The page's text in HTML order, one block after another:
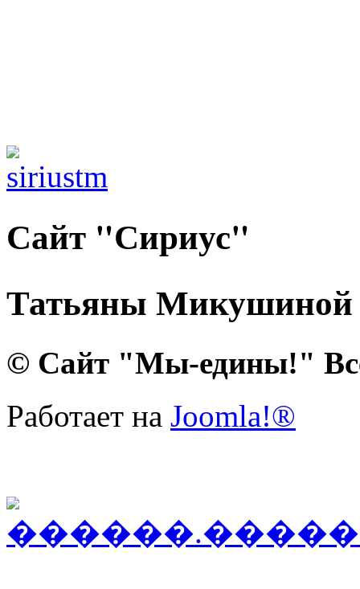
Сайт "Сириус"
Татьяны Микушиной
© Сайт "Мы-едины!"
Работает на Joomla!®